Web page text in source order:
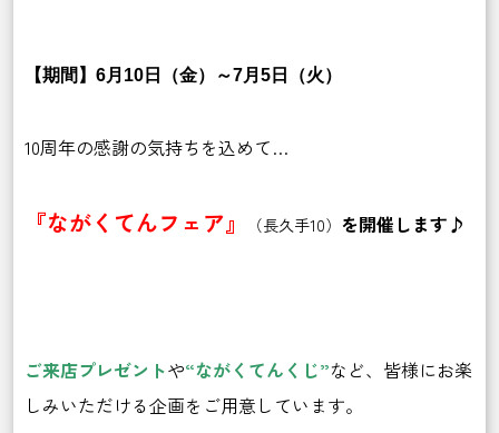
【期間】6月10日（金）～7月5日（火）
10周年の感謝の気持ちを込めて…
『ながくてんフェア』 （長久手10） を開催します♪
ご来店プレゼントや“ながくてんくじ”など、皆様にお楽
しみいただける企画をご用意しています。